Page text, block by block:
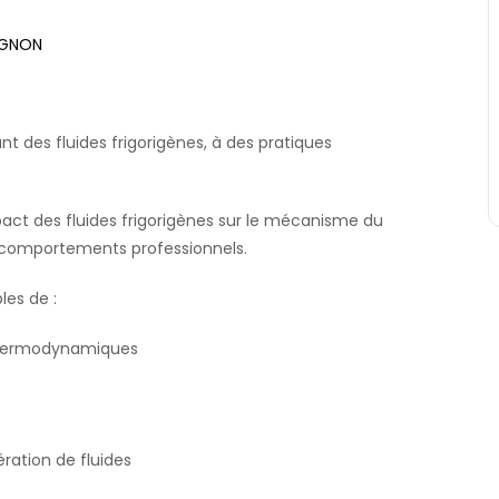
des fluides frigorigènes, à des pratiques
des fluides frigorigènes sur le mécanisme du
professionnels.
de :
de fluides